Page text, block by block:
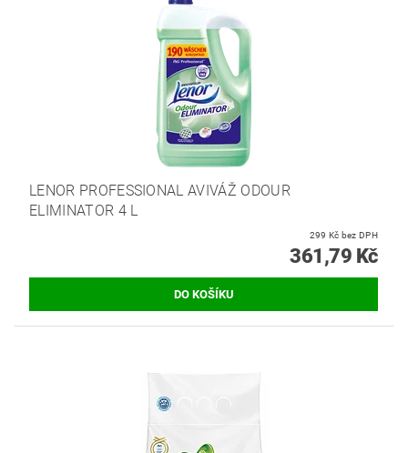
LENOR PROFESSIONAL AVIVÁŽ ODOUR
ELIMINATOR 4 L
299 Kč bez DPH
361,79 Kč